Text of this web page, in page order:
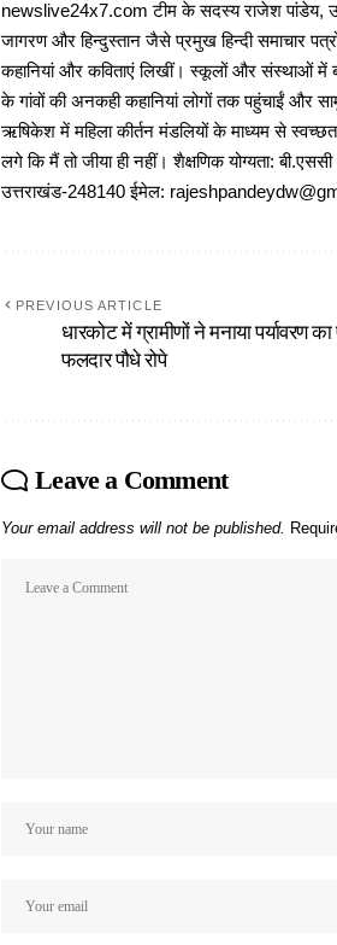
newslive24x7.com टीम के सदस्य राजेश पांडेय,
जागरण और हिन्दुस्तान जैसे प्रमुख हिन्दी समाचार
कहानियां और कविताएं लिखीं। स्कूलों और संस्थाओं में
के गांवों की अनकही कहानियां लोगों तक पहुंचाईं और
ऋषिकेश में महिला कीर्तन मंडलियों के माध्यम से
लगे कि मैं तो जीया ही नहीं। शैक्षणिक योग्यता:
उत्तराखंड-248140 ईमेल:
PREVIOUS ARTICLE
धारकोट में ग्रामीणों ने मनाया पर्यावरण
फलदार पौधे रोपे
Leave a Comment
Your email address will not be published.